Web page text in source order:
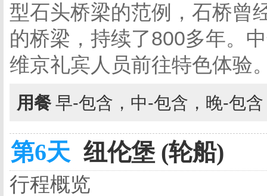
型石头桥梁的范例，石桥曾
的桥梁，持续了800多年。
维京礼宾人员前往特色体验
用餐 早-包含，中-包含，晚-包
第6天 纽伦堡 (轮船)
行程概览